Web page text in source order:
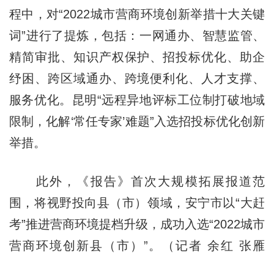
程中，对“2022城市营商环境创新举措十大关键
词”进行了提炼，包括：一网通办、智慧监管、
精简审批、知识产权保护、招投标优化、助企
纾困、跨区域通办、跨境便利化、人才支撑、
服务优化。昆明“远程异地评标工位制打破地域
限制，化解‘常任专家’难题”入选招投标优化创新
举措。
此外，《报告》首次大规模拓展报道范
围，将视野投向县（市）领域，安宁市以“大赶
考”推进营商环境提档升级，成功入选“2022城市
营商环境创新县（市）”。（记者 余红 张雁